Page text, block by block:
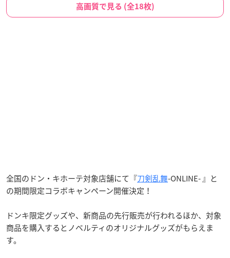
高画質で見る (全18枚)
全国のドン・キホーテ対象店舗にて『刀剣乱舞-ONLINE- 』と
の期間限定コラボキャンペーン開催決定！
ドンキ限定グッズや、新商品の先行販売が行われるほか、対象
商品を購入するとノベルティのオリジナルグッズがもらえま
す。